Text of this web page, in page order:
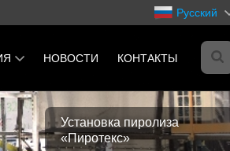
Русский
НОВОСТИ КОНТАКТЫ
Установка пиролиза
«Пиротекс»